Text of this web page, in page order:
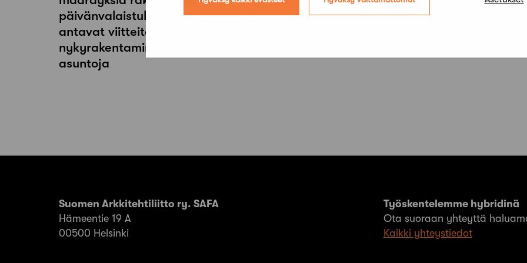
päivänvalaistuksesta – Laskelmat
antavat viitteitä siitä, että
nykyrakentaminen tuottaa pimeitä
asuntoja
Suomen Arkkitehtiliitto ry. SAFA
Hämeentie 19 A
00500 Helsinki
Työskentelemme hybridinä
Ota suoraan yhteyttä
Kaikki yhteystiedot